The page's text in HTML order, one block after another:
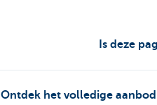
Is deze
Ontdek het volledige aanbod